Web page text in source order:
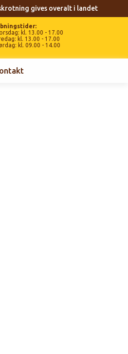
gives overalt i landet
kl. 13.00 - 17.00
kl. 13.00 - 17.00
kl. 09.00 - 14.00